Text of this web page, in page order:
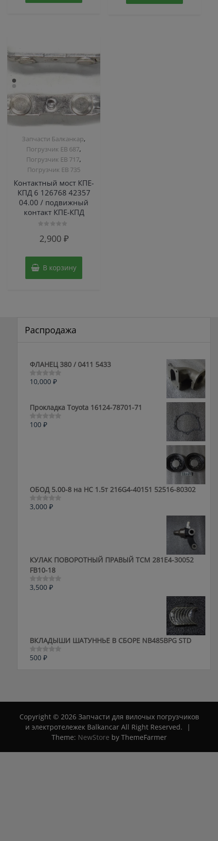
Запчасти Балканкар,
Погрузчик ЕВ 687,
Погрузчик ЕВ 717,
Погрузчик ЕВ 735
Контактный мост КПЕ-
КПД 6 126768 42357
04.00 / подвижный
контакт КПЕ-КПД
02,900 ₽
В корзину
Распродажа
ФЛАНЕЦ 380 / 0411 5433
Оценка
5
10,000 ₽
Прокладка Toyota 16124-78701-71
Оценка
100 ₽
ОБОД 5.00-8 на HC 1.5т 216G4-40151 52516-80302
Оценка
3,000 ₽
КУЛАК ПОВОРОТНЫЙ ПРАВЫЙ ТСМ 281E4-30052
FB10-18
Оценка
3,500 ₽
ВКЛАДЫШИ ШАТУННЬЕ В СБОРЕ NB485BPG STD
Оценка
500 ₽
Copyright © 2026 Запчасти для вилочых погрузчиков
и электротележек Balkancar All Right Reserved.
|
Theme: NewStore by ThemeFarmer